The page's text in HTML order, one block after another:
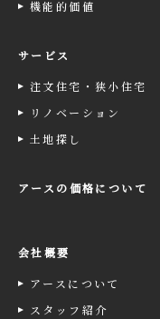
機能的価値
サービス
注文住宅・狭小住宅
リノベーション
土地探し
アースの価格について
会社概要
アースについて
スタッフ紹介